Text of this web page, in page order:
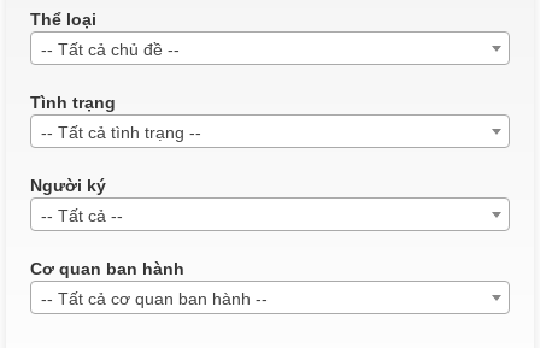
QĐ 187/2025
QĐ 187 Về việc công nhận kết quả điểm rèn luyện của sinh viên
Thời gian đăng: 09/06/2025
lượt xem: 525 | lượt tải:228
QĐ13CDBP
Quyết định về việc ban hành quy chế tổ chức và hoạt động của
Thời gian đăng: 05/08/2026
lượt xem: 22 | lượt tải:18
Thể loại
-- Tất cả chủ đề --
Tình trạng
-- Tất cả tình trạng --
Người ký
-- Tất cả --
Cơ quan ban hành
-- Tất cả cơ quan ban hành --